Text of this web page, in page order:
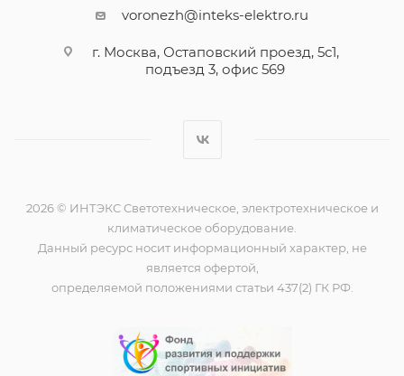
voronezh@inteks-elektro.ru
г. Москва, Остаповский проезд, 5с1,
подъезд 3, офис 569
2026 © ИНТЭКС Светотехническое, электротехническое и
климатическое оборудование.
Данный ресурс носит информационный характер, не
является офертой,
определяемой положениями статьи 437(2) ГК РФ.